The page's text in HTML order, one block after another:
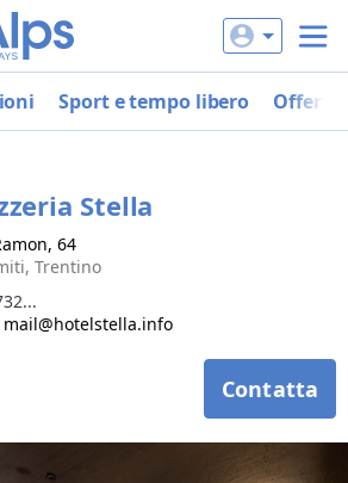
Sport e tempo libero Offerte
Stella
64
Trentino
mail@hotelstella.info
Contatta